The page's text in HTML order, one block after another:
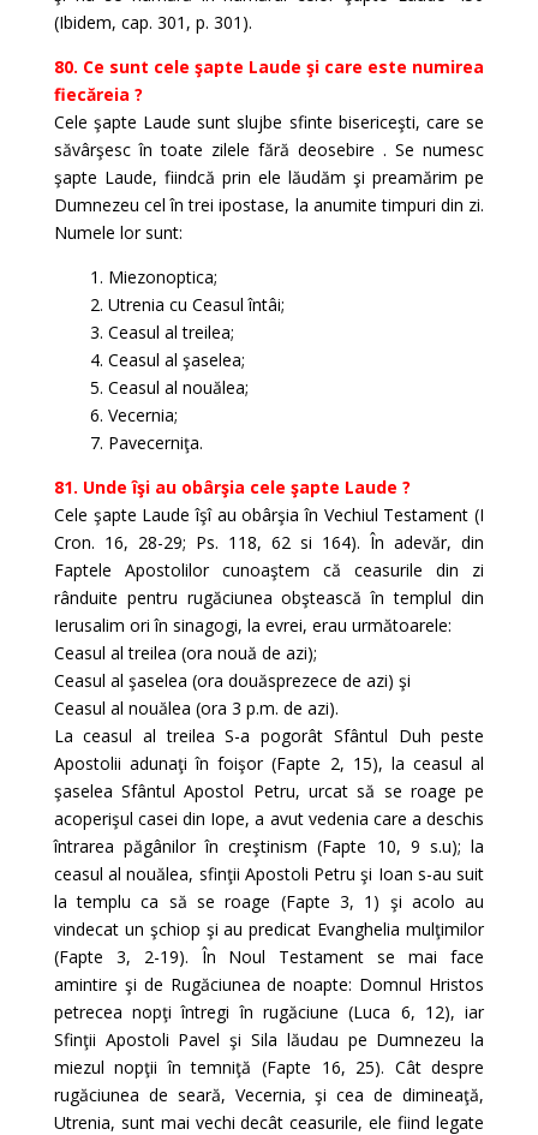
(Ibidem, cap. 301, p. 301).
80. Ce sunt cele şapte Laude şi care este numirea
fiecăreia ?
Cele şapte Laude sunt slujbe sfinte bisericeşti, care se
săvârşesc în toate zilele fără deosebire . Se numesc
şapte Laude, fiindcă prin ele lăudăm şi preamărim pe
Dumnezeu cel în trei ipostase, la anumite timpuri din zi.
Numele lor sunt:
1. Miezonoptica;
2. Utrenia cu Ceasul întâi;
3. Ceasul al treilea;
4. Ceasul al şaselea;
5. Ceasul al nouălea;
6. Vecernia;
7. Pavecerniţa.
81. Unde îşi au obârşia cele şapte Laude ?
Cele şapte Laude îşî au obârşia în Vechiul Testament (I
Cron. 16, 28-29; Ps. 118, 62 si 164). În adevăr, din
Faptele Apostolilor cunoaştem că ceasurile din zi
rânduite pentru rugăciunea obştească în templul din
Ierusalim ori în sinagogi, la evrei, erau următoarele:
Ceasul al treilea (ora nouă de azi);
Ceasul al şaselea (ora douăsprezece de azi) şi
Ceasul al nouălea (ora 3 p.m. de azi).
La ceasul al treilea S-a pogorât Sfântul Duh peste
Apostolii adunaţi în foişor (Fapte 2, 15), la ceasul al
şaselea Sfântul Apostol Petru, urcat să se roage pe
acoperişul casei din Iope, a avut vedenia care a deschis
întrarea păgânilor în creştinism (Fapte 10, 9 s.u); la
ceasul al nouălea, sfinţii Apostoli Petru şi Ioan s-au suit
la templu ca să se roage (Fapte 3, 1) şi acolo au
vindecat un şchiop şi au predicat Evanghelia mulţimilor
(Fapte 3, 2-19). În Noul Testament se mai face
amintire şi de Rugăciunea de noapte: Domnul Hristos
petrecea nopţi întregi în rugăciune (Luca 6, 12), iar
Sfinţii Apostoli Pavel şi Sila lăudau pe Dumnezeu la
miezul nopţii în temniţă (Fapte 16, 25). Cât despre
rugăciunea de seară, Vecernia, şi cea de dimineaţă,
Utrenia, sunt mai vechi decât ceasurile, ele fiind legate